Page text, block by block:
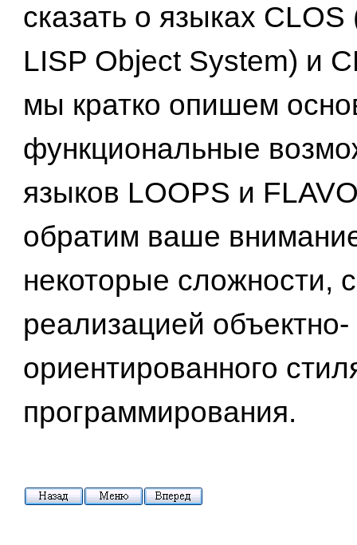
сказать о языках
LISP Object System) и
мы кратко опишем
функциональные
языков LOOPS и
обратим ваше
некоторые сложности,
реализацией объектно-
ориентированного
программирования.